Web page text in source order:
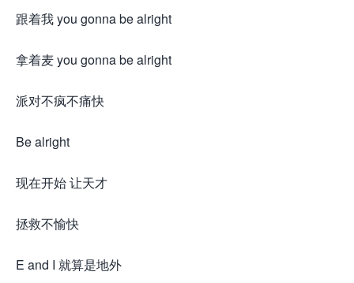
跟着我 you gonna be alright
拿着麦 you gonna be alright
派对不疯不痛快
Be alright
现在开始 让天才
拯救不愉快
E and I 就算是地外